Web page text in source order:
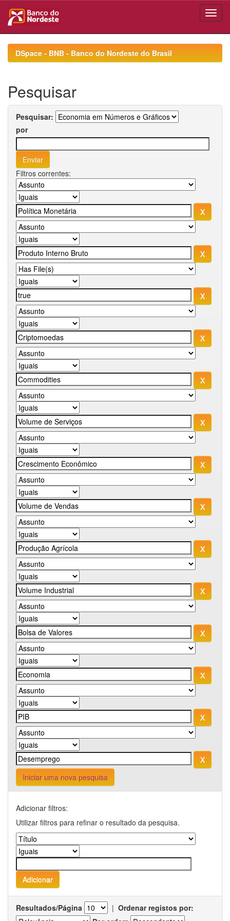
navigationDSpace - BNB - Banco do Nordeste do Brasil
Pesquisar
Pesquisar:
por
Filtros correntes:
Iniciar uma nova pesquisa
Adicionar filtros:
Utilizar filtros para refinar o resultado da pesquisa.
Resultados/Página | Ordenar registos por: